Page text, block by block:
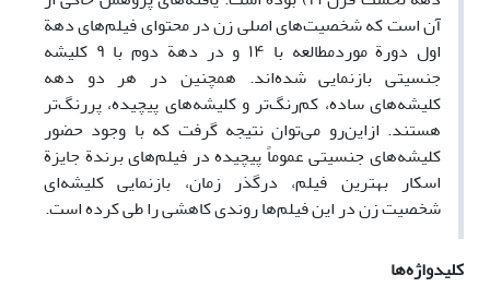
آن است که شخصیت‌های اصلی زن در محتوای فیلم‌های دهة
اول دورة موردمطالعه با ۱۴ و در دهة دوم با ۹ کلیشه
جنسیتی بازنمایی شده‌اند. همچنین در هر دو دهه
کلیشه‌های ساده، کم‌رنگ‌تر و کلیشه‌های پیچیده، پررنگ‌تر
هستند. ازاین‌رو می‌توان نتیجه گرفت که با وجود حضور
کلیشه‌های جنسیتی عموماً پیچیده در فیلم‌های برندة جایزة
اسکار بهترین فیلم، درگذر زمان، بازنمایی کلیشه‌ای
شخصیت زن در این فیلم‌ها روندی کاهشی را طی کرده است.
کلیدواژه‌ها